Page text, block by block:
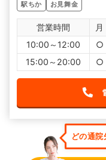
駅ちか
お見舞金
営業時間 月
10:00～12:00
○
15:00～20:00
○
どの通